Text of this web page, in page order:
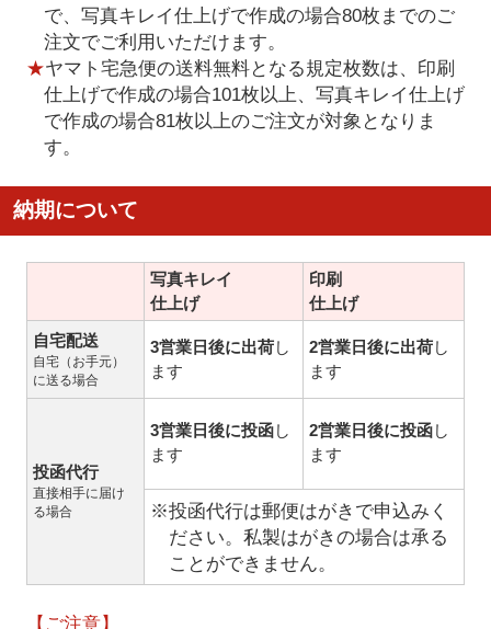
で、写真キレイ仕上げで作成の場合80枚までのご
注文でご利用いただけます。
★ヤマト宅急便の送料無料となる規定枚数は、印刷
仕上げで作成の場合101枚以上、写真キレイ仕上げ
で作成の場合81枚以上のご注文が対象となりま
す。
納期について
写真キレイ
仕上げ
印刷
仕上げ
自宅配送
自宅（お手元）
に送る場合
3営業日後に出荷し
ます
2営業日後に出荷し
ます
投函代行
直接相手に届け
る場合
3営業日後に投函し
ます
2営業日後に投函し
ます
※投函代行は郵便はがきで申込みく
ださい。私製はがきの場合は承る
ことができません。
【ご注意】